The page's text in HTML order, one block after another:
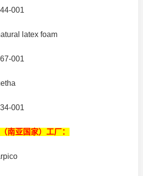
001
latex foam
001
001
南亚国家）工厂：